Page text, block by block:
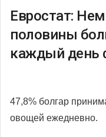
Евростат:
половины
каждый день
47,8% болгар
овощей ежедневно.